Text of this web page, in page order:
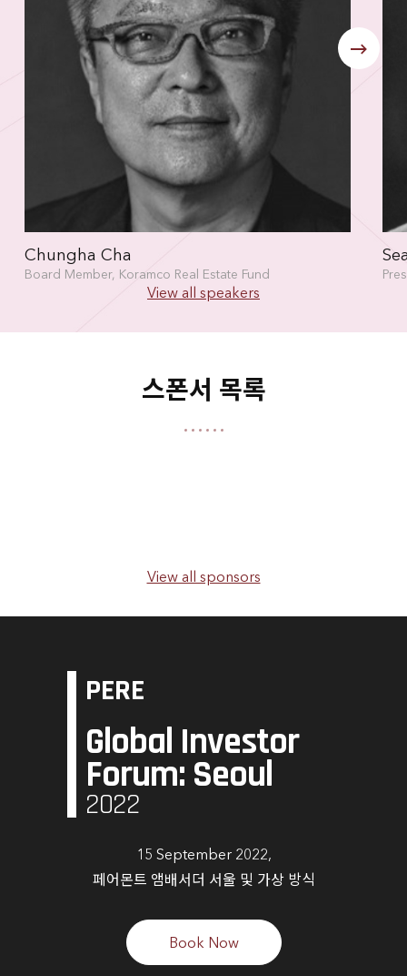
Chungha Cha
Board Member, Koramco Real Estate Fund
View all speakers
스폰서 목록
View all sponsors
PERE
Global Investor
Forum: Seoul
2022
15 September 2022,
페어몬트 앰배서더 서울 및 가상 방식
Book Now